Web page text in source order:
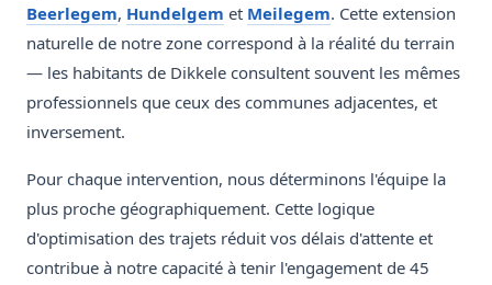
Beerlegem, Hundelgem et Meilegem. Cette extension
naturelle de notre zone correspond à la réalité du terrain
— les habitants de Dikkele consultent souvent les mêmes
professionnels que ceux des communes adjacentes, et
inversement.
Pour chaque intervention, nous déterminons l'équipe la
plus proche géographiquement. Cette logique
d'optimisation des trajets réduit vos délais d'attente et
contribue à notre capacité à tenir l'engagement de 45